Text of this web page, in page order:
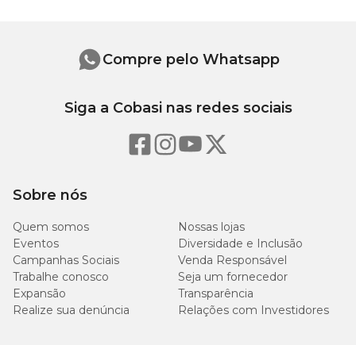
Sobre nós
Quem somos
Nossas lojas
Eventos
Diversidade e Inclusão
Campanhas Sociais
Venda Responsável
Trabalhe conosco
Seja um fornecedor
Expansão
Transparência
Realize sua denúncia
Relações com Investidores
Compre pelo Whatsapp
Siga a Cobasi nas redes sociais